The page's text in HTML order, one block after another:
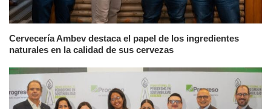
Cervecería Ambev destaca el papel de los ingredientes
naturales en la calidad de sus cervezas